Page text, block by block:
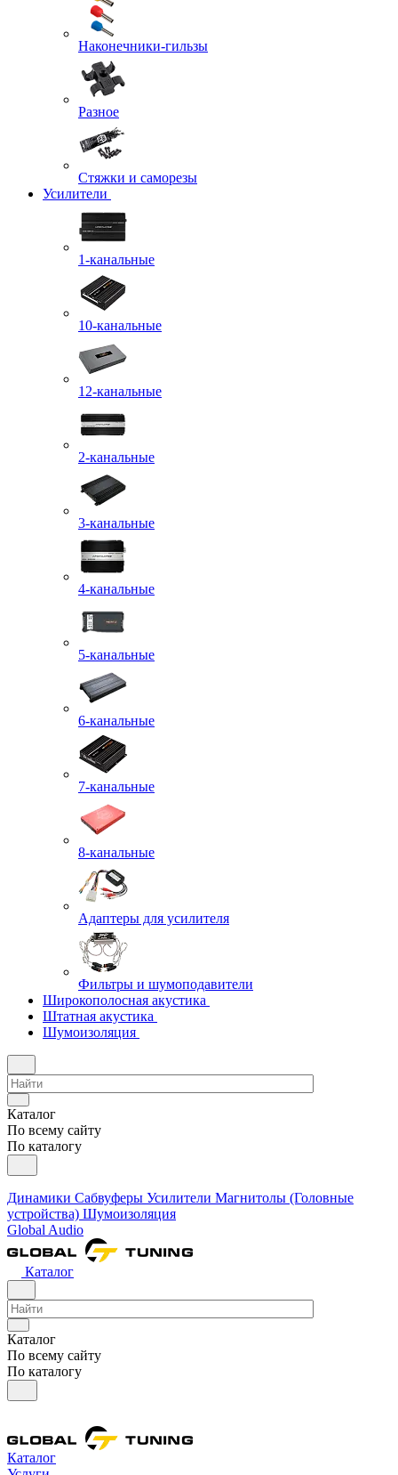
Наконечники-гильзы
Разное
Стяжки и саморезы
Усилители
1-канальные
10-канальные
12-канальные
2-канальные
3-канальные
4-канальные
5-канальные
6-канальные
7-канальные
8-канальные
Адаптеры для усилителя
Фильтры и шумоподавители
Широкополосная акустика
Штатная акустика
Шумоизоляция
Каталог
По всему сайту
По каталогу
Динамики Сабвуферы Усилители Магнитолы (Головные
устройства) Шумоизоляция
Global Audio
Каталог
Каталог
По всему сайту
По каталогу
Каталог